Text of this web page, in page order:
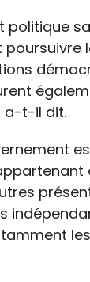
politique
poursuivre
a-t-il dit.